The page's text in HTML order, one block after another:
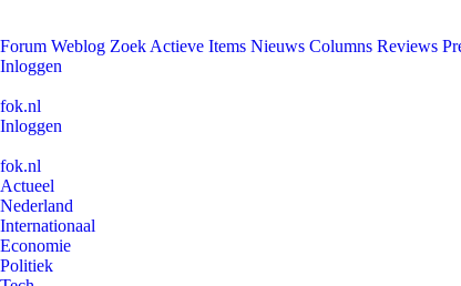
Forum Weblog Zoek Actieve Items Nieuws Columns Reviews
Inloggen
fok.nl
Inloggen
fok.nl
Actueel
Nederland
Internationaal
Economie
Politiek